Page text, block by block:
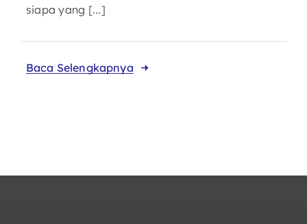
siapa yang [...]
Baca Selengkapnya